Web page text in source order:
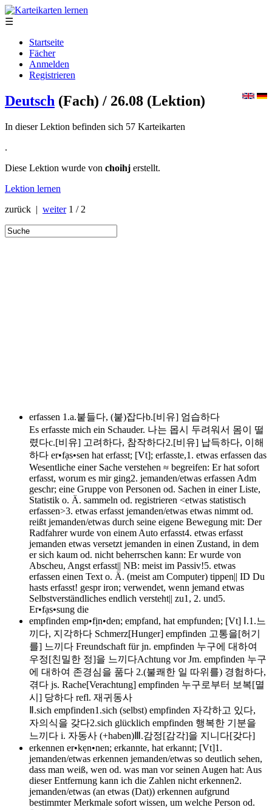
☰
Startseite
Fächer
Anmelden
Registrieren
Deutsch (Fach) / 26.08 (Lektion)
In dieser Lektion befinden sich 57 Karteikarten
.
Diese Lektion wurde von choihj erstellt.
Lektion lernen
zurück | weiter 1 / 2
erfassen 1.a.붙들다, (붙)잡다b.[비유] 엄습하다
Es erfasste mich ein Schauder. 나는 몹시 두려워서 몸이 떨
렸다c.[비유] 고려하다, 참작하다2.[비유] 납득하다, 이해
하다 er•fạs•sen hat erfasst; [Vt]; erfasste,1. etwas erfassen das
Wesentliche einer Sache verstehen ≈ begreifen: Er hat sofort
erfasst, worum es mir ging2. jemanden/etwas erfassen Adm
geschr; eine Gruppe von Personen od. Sachen in einer Liste,
Statistik o. Ä. sammeln od. registrieren <etwas statistisch
erfassen>3. etwas erfasst jemanden/etwas etwas nimmt od.
reißt jemanden/etwas durch seine eigene Bewegung mit: Der
Radfahrer wurde von einem Auto erfasst4. etwas erfasst
jemanden etwas versetzt jemanden in einen Zustand, in dem
er sich kaum od. nicht beherrschen kann: Er wurde von
Abscheu, Angst erfasst|| NB: meist im Passiv!5. etwas
erfassen einen Text o. Ä. (meist am Computer) tippen|| ID Du
hasts erfasst! gespr iron; verwendet, wenn jemand etwas
Selbstverständliches endlich versteht|| zu1, 2. und5.
Er•fạs•sung die
empfinden emp•fịn•den; empfand, hat empfunden; [Vt] Ⅰ.1.느
끼다, 지각하다 Schmerz[Hunger] empfinden 고통을[허기
를] 느끼다 Freundschaft für jn. empfinden 누구에 대하여
우정[친밀한 정]을 느끼다Achtung vor Jm. empfinden 누구
에 대하여 존경심을 품다 2.(불쾌한 일 따위를) 경험하다,
겪다 js. Rache[Verachtung] empfinden 누구로부터 보복[멸
시] 당하다 refl. 재귀동사
Ⅱ.sich empfinden1.sich (selbst) empfinden 자각하고 있다,
자의식을 갖다2.sich glücklich empfinden 행복한 기분을
느끼다 i. 자동사 (+haben)Ⅲ.감정[감각]을 지니다[갖다]
erkennen er•kẹn•nen; erkannte, hat erkannt; [Vt]1.
jemanden/etwas erkennen jemanden/etwas so deutlich sehen,
dass man weiß, wen od. was man vor seinen Augen hat: Aus
dieser Entfernung kann ich die Zahlen nicht erkennen2.
jemanden/etwas (an etwas (Dat)) erkennen aufgrund
bestimmter Merkmale sofort wissen, um welche Person od.